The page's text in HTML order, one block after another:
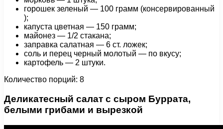
горошек зеленый — 100 грамм (консервированный
);
капуста цветная — 150 грамм;
майонез — 1/2 стакана;
заправка салатная — 6 ст. ложек;
соль и перец черный молотый — по вкусу;
картофель — 2 штуки.
Количество порций: 8
Деликатесный салат с сыром Буррата,
белыми грибами и вырезкой